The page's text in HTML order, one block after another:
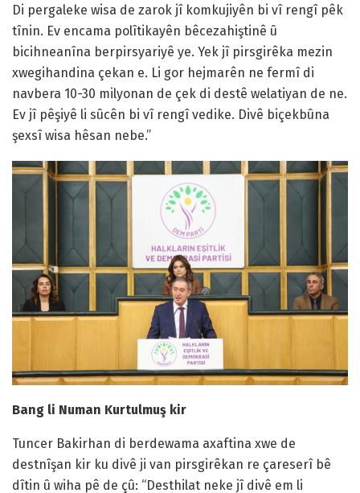
Di pergaleke wisa de zarok jî komkujiyên bi vî rengî pêk
tînin. Ev encama polîtikayên bêcezahiştinê û
bicihneanîna berpirsyariyê ye. Yek jî pirsgirêka mezin
xwegihandina çekan e. Li gor hejmarên ne fermî di
navbera 10-30 milyonan de çek di destê welatiyan de ne.
Ev jî pêşiyê li sûcên bi vî rengî vedike. Divê biçekbûna
şexsî wisa hêsan nebe.”
Bang li Numan Kurtulmuş kir
Tuncer Bakirhan di berdewama axaftina xwe de
destnîşan kir ku divê ji van pirsgirêkan re çareserî bê
dîtin û wiha pê de çû: “Desthilat neke jî divê em li